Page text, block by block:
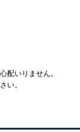
配いりません。
い。